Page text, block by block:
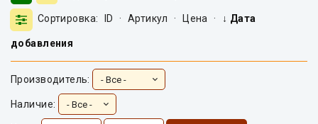
Сортировка: ID · Артикул · Цена · ↓ Дата
добавления
Производитель:
Наличие: